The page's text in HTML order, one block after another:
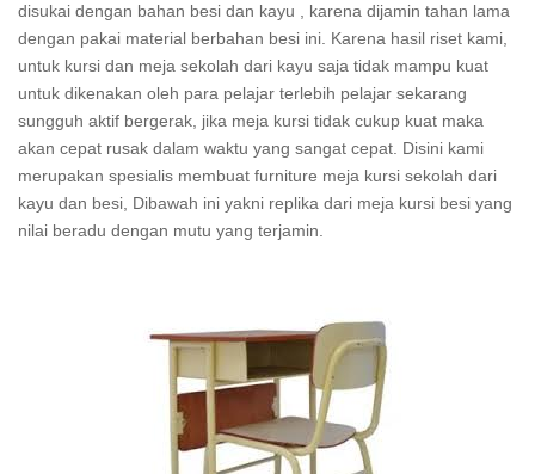
disukai dengan bahan besi dan kayu , karena dijamin tahan lama
dengan pakai material berbahan besi ini. Karena hasil riset kami,
untuk kursi dan meja sekolah dari kayu saja tidak mampu kuat
untuk dikenakan oleh para pelajar terlebih pelajar sekarang
sungguh aktif bergerak, jika meja kursi tidak cukup kuat maka
akan cepat rusak dalam waktu yang sangat cepat. Disini kami
merupakan spesialis membuat furniture meja kursi sekolah dari
kayu dan besi, Dibawah ini yakni replika dari meja kursi besi yang
nilai beradu dengan mutu yang terjamin.